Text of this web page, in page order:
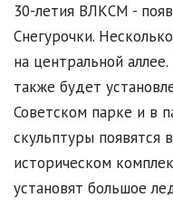
30-летия ВЛКСМ -
Снегурочки.
на центральной
также будет
Советском парке и в
скульптуры появятся
историческом
установят большое